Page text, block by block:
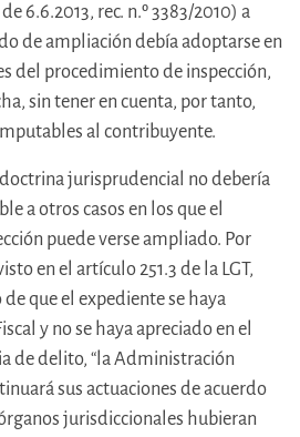
6.6.2013, rec. n.º 3383/2010) a
de ampliación debía adoptarse en
del procedimiento de inspección,
sin tener en cuenta, por tanto,
al contribuyente.
jurisprudencial no debería
a otros casos en los que el
puede verse ampliado. Por
en el artículo 251.3 de la LGT,
de que el expediente se haya
y no se haya apreciado en el
de delito, “la Administración
sus actuaciones de acuerdo
jurisdiccionales hubieran